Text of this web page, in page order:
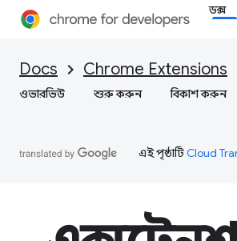
ডক্স
Docs Chrome Extensions
ওভারভিউ শুরু করুন বিকাশ করুন
এই পৃষ্ঠাটিCloud